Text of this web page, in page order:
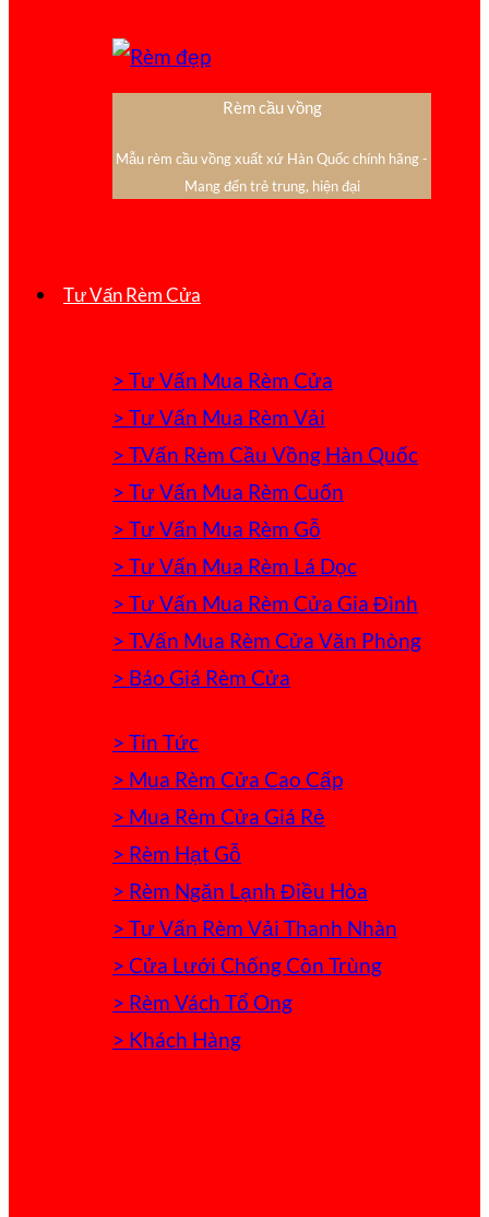
Rèm cầu vồng
Mẫu rèm cầu vồng xuất xứ Hàn Quốc chính hãng -
Mang đến trẻ trung, hiện đại
Tư Vấn Rèm Cửa
> Tư Vấn Mua Rèm Cửa
> Tư Vấn Mua Rèm Vải
> T.Vấn Rèm Cầu Vồng Hàn Quốc
> Tư Vấn Mua Rèm Cuốn
> Tư Vấn Mua Rèm Gỗ
> Tư Vấn Mua Rèm Lá Dọc
> Tư Vấn Mua Rèm Cửa Gia Đình
> T.Vấn Mua Rèm Cửa Văn Phòng
> Báo Giá Rèm Cửa
> Tin Tức
> Mua Rèm Cửa Cao Cấp
> Mua Rèm Cửa Giá Rẻ
> Rèm Hạt Gỗ
> Rèm Ngăn Lạnh Điều Hòa
> Tư Vấn Rèm Vải Thanh Nhàn
> Cửa Lưới Chống Côn Trùng
> Rèm Vách Tổ Ong
> Khách Hàng